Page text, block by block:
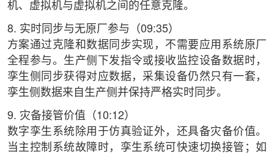
机、虚拟机与虚拟机之间的任意克隆。
8. 实时同步与无原厂参与（09:35）
方案通过克隆和数据同步实现，不需要应用系统原厂
全程参与。生产侧下发指令或接收监控设备数据时，
孪生侧同步获得对应数据，采集设备仍然只有一套，
孪生侧数据来自生产侧并保持严格实时同步。
9. 灾备接管价值（10:12）
数字孪生系统除用于仿真验证外，还具备灾备价值。
当主控制系统故障时，孪生系统可快速切换接管；如